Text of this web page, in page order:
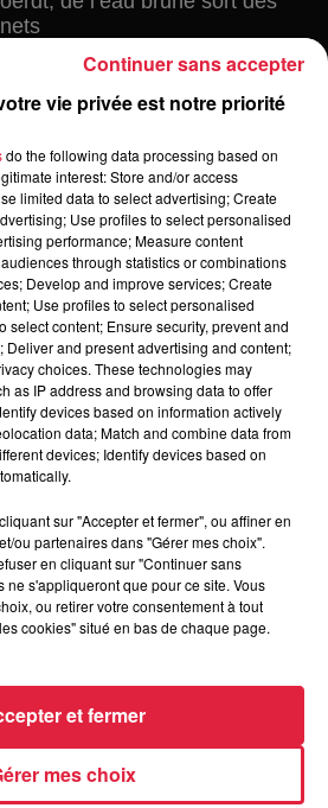
antisémites à Strasbourg :
Trautmann réagit
2026
de Mulhouse : rencontre
les flamants rouges
série
moi le Patron ! - Cuisine
La Vigie
vie privée est notre priorité
do the following data processing based on
interest: Store and/or access
limited data to select advertising; Create
Use profiles to select personalised
performance; Measure content
through statistics or combinations
Develop and improve services; Create
Use profiles to select personalised
select content; Ensure security, prevent and
Deliver and present advertising and content;
choices. These technologies may
as IP address and browsing data to offer
devices based on information actively
data; Match and combine data from
devices; Identify devices based on
sur "Accepter et fermer", ou affiner en
ou partenaires dans "Gérer mes choix".
en cliquant sur "Continuer sans
ne s'appliqueront que pour ce site. Vous
ou retirer votre consentement à tout
cookies" situé en bas de chaque page.
mes choix
et fermer
Continuer sans accepter